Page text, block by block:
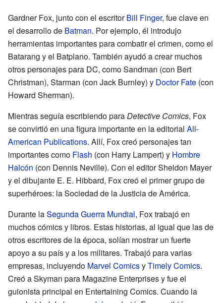
Gardner Fox, junto con el escritorBill Finger, fue clave en
el desarrollo de Batman. Por ejemplo, él introdujo
herramientas importantes para combatir el crimen, como el
Batarang y el Batplano. También ayudó a crear muchos
otros personajes para DC, como Sandman (con Bert
Christman), Starman (con Jack Burnley) y Doctor Fate (con
Howard Sherman).
Mientras seguía escribiendo paraDetective Comics, Fox
se convirtió en una figura importante en la editorial All-
American Publications. Allí, Fox creó personajes tan
importantes como Flash (con Harry Lampert) y Hombre
Halcón (con Dennis Neville). Con el editor Sheldon Mayer
y el dibujante E. E. Hibbard, Fox creó el primer grupo de
superhéroes: la Sociedad de la Justicia de América.
Durante laSegunda Guerra Mundial, Fox trabajó en
muchos cómics y libros. Estas historias, al igual que las de
otros escritores de la época, solían mostrar un fuerte
apoyo a su país y a los militares. Trabajó para varias
empresas, incluyendo Marvel ComicsyTimely Comics.
Creó a Skyman para Magazine Enterprises y fue el
guionista principal en Entertaining Comics. Cuando la